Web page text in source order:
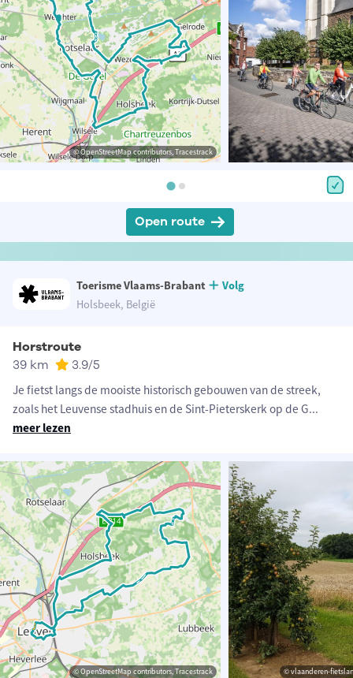
© OpenStreetMap contributors, Tracestrack
Open route
Toerisme Vlaams-Brabant
Volg
Holsbeek, België
Horstroute
39 km 3.9/5
Je fietst langs de mooiste historisch gebouwen van de streek,
zoals het Leuvense stadhuis en de Sint-Pieterskerk op de G...
meer lezen
© OpenStreetMap contributors, Tracestrack © vlaanderen-